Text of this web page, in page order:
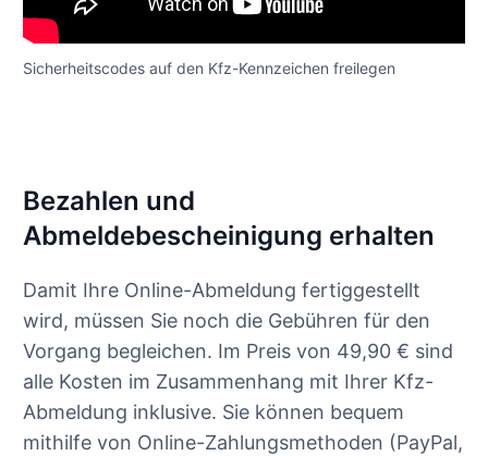
Sicherheitscodes auf den Kfz-Kennzeichen freilegen
Bezahlen und
Abmeldebescheinigung erhalten
Damit Ihre Online-Abmeldung fertiggestellt
wird, müssen Sie noch die Gebühren für den
Vorgang begleichen. Im Preis von 49,90 € sind
alle Kosten im Zusammenhang mit Ihrer Kfz-
Abmeldung inklusive. Sie können bequem
mithilfe von Online-Zahlungsmethoden (PayPal,